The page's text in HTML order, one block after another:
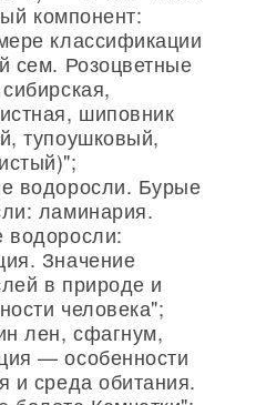
компонент:
классификации
сем. Розоцветные
шиповник
тупоушковый,
водоросли. Бурые
ламинария.
водоросли:
Значение
в природе и
человека";
лен, сфагнум,
— особенности
и среда обитания.